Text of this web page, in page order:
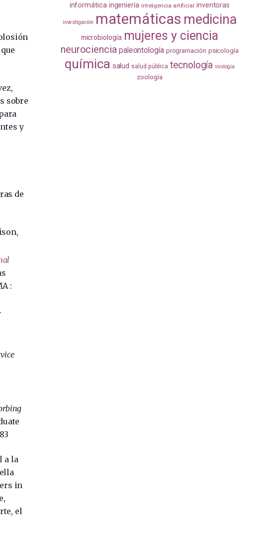
sobre
y
de
:
a la
in
el
informática ingeniería inteligencia artificial inventoras
investigación matemáticas medicina
microbiología mujeres y ciencia
neurociencia paleontología programación psicología
química salud salud pública tecnología virología
zoología